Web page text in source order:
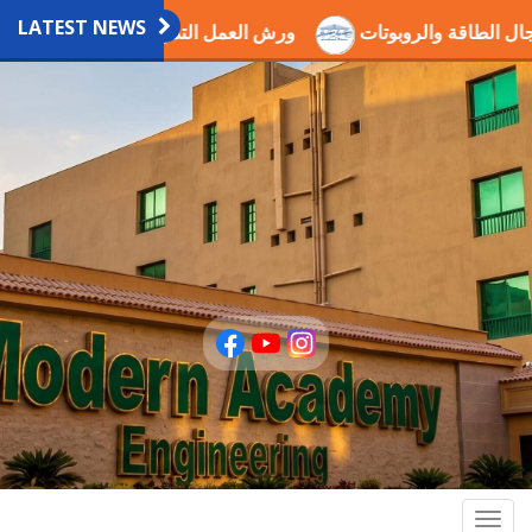
LATEST NEWS مجال الطاقة والروبوتات ورش العمل التدريبية العلمية